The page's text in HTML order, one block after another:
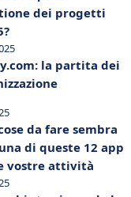
dei progetti
la partita dei
da fare sembra
di queste 12 app
vostre attività